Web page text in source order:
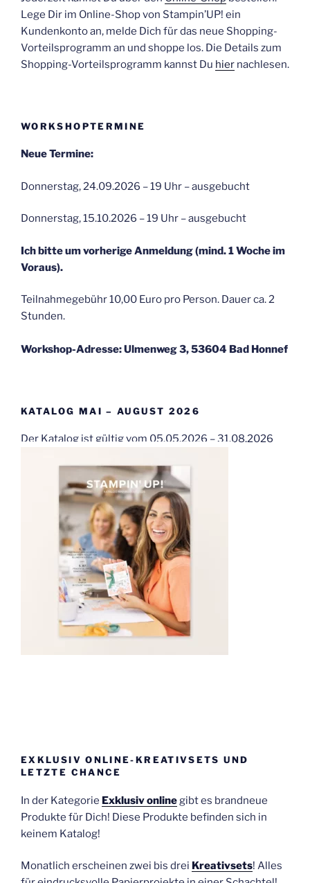
Lege Dir im Online-Shop von Stampin’UP! ein
Kundenkonto an, melde Dich für das neue Shopping-
Vorteilsprogramm an und shoppe los. Die Details zum
Shopping-Vorteilsprogramm kannst Du hier nachlesen.
WORKSHOPTERMINE
Neue Termine:
Donnerstag, 24.09.2026 – 19 Uhr – ausgebucht
Donnerstag, 15.10.2026 – 19 Uhr – ausgebucht
Ich bitte um vorherige Anmeldung (mind. 1 Woche im
Voraus).
Teilnahmegebühr 10,00 Euro pro Person. Dauer ca. 2
Stunden.
Workshop-Adresse: Ulmenweg 3, 53604 Bad Honnef
KATALOG MAI – AUGUST 2026
Der Katalog ist gültig vom 05.05.2026 – 31.08.2026
EXKLUSIV ONLINE-KREATIVSETS UND
LETZTE CHANCE
In der Kategorie Exklusiv onlinegibt es brandneue
Produkte für Dich! Diese Produkte befinden sich in
keinem Katalog!
Monatlich erscheinen zwei bis drei Kreativsets! Alles